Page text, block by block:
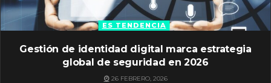
ES TENDENCIA
Gestión de identidad digital marca estrategia
global de seguridad en 2026
26 FEBRERO, 2026